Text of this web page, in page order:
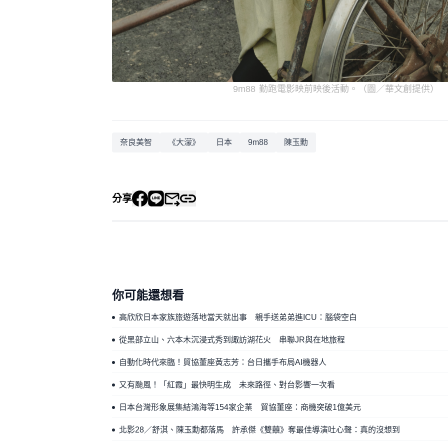
9m88 勤跑電影映前映後活動。（圖／華文創提供）
奈良美智 《大濛》 日本 9m88 陳玉勳
分享
你可能還想看
高欣欣日本家族旅遊落地當天就出事 親手送弟弟進ICU：腦袋空白
從黑部立山、六本木沉浸式秀到諏訪湖花火 串聯JR與在地旅程
自動化時代來臨！貿協董座黃志芳：台日攜手布局AI機器人
又有颱風！「紅霞」最快明生成 未來路徑、對台影響一次看
日本台灣形象展集結鴻海等154家企業 貿協董座：商機突破1億美元
北影28／舒淇、陳玉勳都落馬 許承傑《雙囍》奪最佳導演吐心聲：真的沒想到